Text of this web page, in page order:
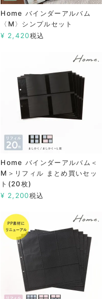
Home バインダーアルバム
〈M〉シンプルセット
¥ 2,420税込
Home バインダーアルバム＜
M＞リフィル まとめ買いセッ
ト(20枚)
¥ 2,200税込